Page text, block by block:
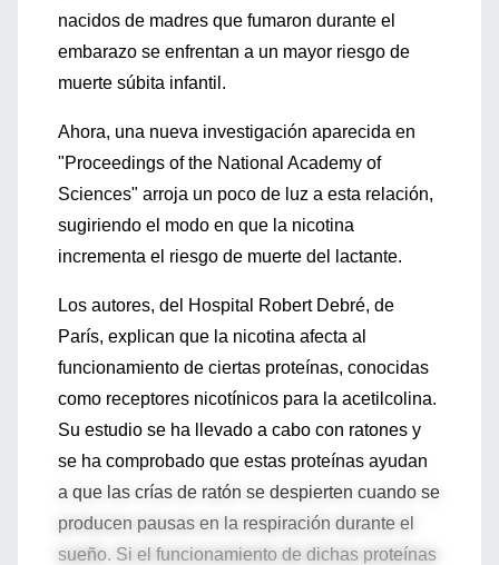
nacidos de madres que fumaron durante el
embarazo se enfrentan a un mayor riesgo de
muerte súbita infantil.
Ahora, una nueva investigación aparecida en
"Proceedings of the National Academy of
Sciences" arroja un poco de luz a esta relación,
sugiriendo el modo en que la nicotina
incrementa el riesgo de muerte del lactante.
Los autores, del Hospital Robert Debré, de
París, explican que la nicotina afecta al
funcionamiento de ciertas proteínas, conocidas
como receptores nicotínicos para la acetilcolina.
Su estudio se ha llevado a cabo con ratones y
se ha comprobado que estas proteínas ayudan
a que las crías de ratón se despierten cuando se
producen pausas en la respiración durante el
sueño. Si el funcionamiento de dichas proteínas